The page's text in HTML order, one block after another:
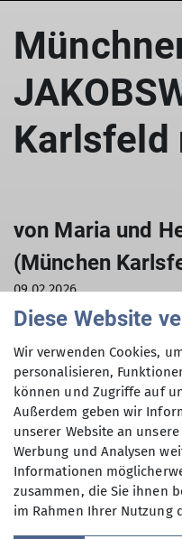
Karlsfeld
von Maria und
(München
09.02.2026
In einer
wir die erste Etappe
Santiago, den
Der Münchner
historischen
führt die Isar entlang
Starnberg, durch die
Diese Website
Wir verwenden Cookies,
personalisieren,
können und Zugriffe auf
Außerdem geben wir
unserer Website an
Werbung und Analysen
Informationen
zusammen, die Sie ihnen
im Rahmen Ihrer Nutzung